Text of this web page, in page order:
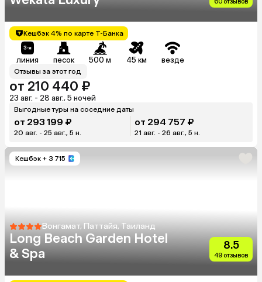
Кешбэк 4% по карте Т-Банка
линия песок 500 м 45 км везде
Отзывы за этот год
от 210 440 ₽
23 авг. - 28 авг., 5 ночей
Выгодные туры на соседние даты
от 293 199 ₽
20 авг. - 25 авг., 5 н.
от 294 757 ₽
21 авг. - 26 авг., 5 н.
Кешбэк + 3 715
Вонгамат, Паттайя, Таиланд
Long Beach Garden Hotel
& Spa
8.5
49 отзывов